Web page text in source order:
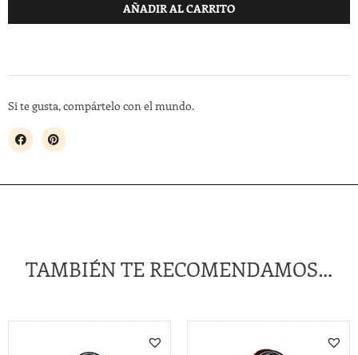
AÑADIR AL CARRITO
Si te gusta, compártelo con el mundo.
TAMBIÉN TE RECOMENDAMOS…